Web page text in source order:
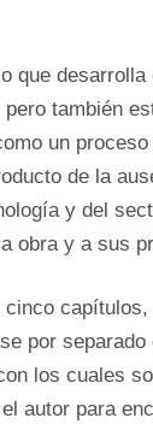
que
también
un
de la
y del
obra y a sus
por
los cuales
autor para